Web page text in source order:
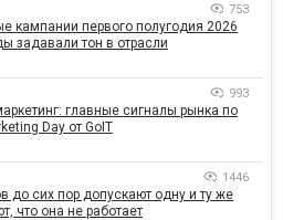
753
кампании первого полугодия 2026
задавали тон в отрасли
993
главные сигналы рынка по
Day от GoIT
1446
до сих пор допускают одну и ту же
что она не работает